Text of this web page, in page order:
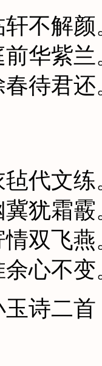
不解
华紫
春待君
代文
犹霜
双飞
余心不
诗二首